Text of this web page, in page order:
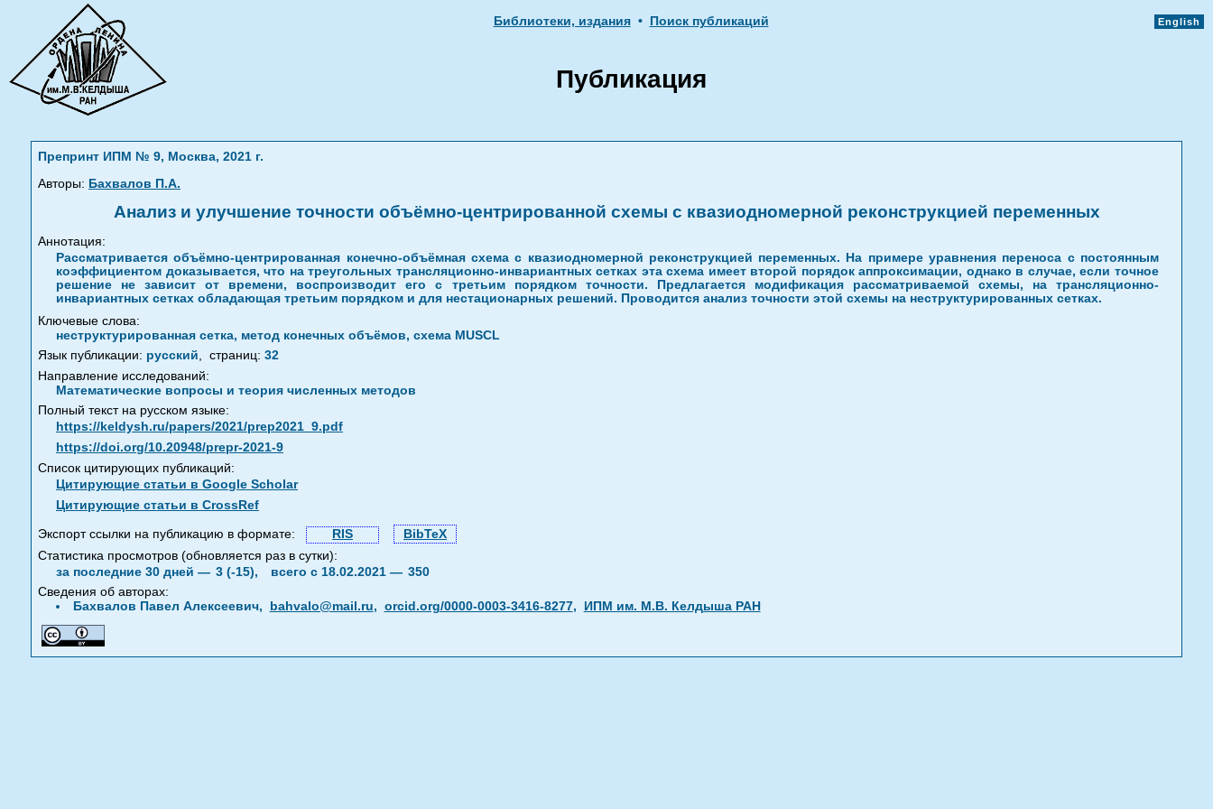
Библиотеки, издания • Поиск публикаций English
Публикация
Препринт ИПМ № 9, Москва, 2021 г.
Авторы: Бахвалов П.А.
Анализ и улучшение точности объёмно-центрированной схемы с квазиодномерной реконструкцией переменных
Аннотация:
Рассматривается объёмно-центрированная конечно-объёмная схема с квазиодномерной реконструкцией переменных. На примере уравнения переноса с постоянным
коэффициентом доказывается, что на треугольных трансляционно-инвариантных сетках эта схема имеет второй порядок аппроксимации, однако в случае, если точное
решение не зависит от времени, воспроизводит его с третьим порядком точности. Предлагается модификация рассматриваемой схемы, на трансляционно-
инвариантных сетках обладающая третьим порядком и для нестационарных решений. Проводится анализ точности этой схемы на неструктурированных сетках.
Ключевые слова:
неструктурированная сетка, метод конечных объёмов, схема MUSCL
Язык публикации: русский, страниц: 32
Направление исследований:
Математические вопросы и теория численных методов
Полный текст на русском языке:
https://keldysh.ru/papers/2021/prep2021_9.pdf
https://doi.org/10.20948/prepr-2021-9
Список цитирующих публикаций:
Цитирующие статьи в Google Scholar
Цитирующие статьи в CrossRef
Экспорт ссылки на публикацию в формате: RIS
BibTeX
Статистика просмотров (обновляется раз в сутки):
за последние 30 дней — 3 (-15), всего с 18.02.2021 — 350
Сведения об авторах:
Бахвалов Павел Алексеевич,
bahvalo@mail.ru, orcid.org/0000-0003-3416-8277, ИПМ им. М.В. Келдыша РАН